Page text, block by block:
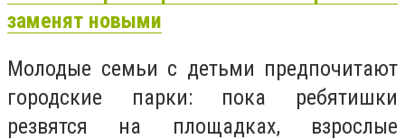
заменят новыми
Молодые семьи с детьми предпочитают
городские парки: пока ребятишки
резвятся на площадках, взрослые